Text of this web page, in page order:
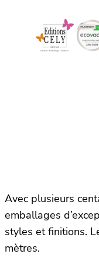
contenu
Avec plusieurs
emballages
styles et finitions.
mètres.